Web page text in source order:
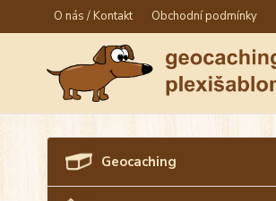
O nás / Kontakt Obchodní podmínky
Geocaching